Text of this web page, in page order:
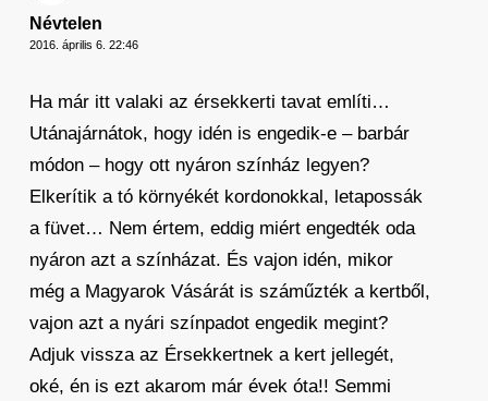
Névtelen
2016. április 6. 22:46
Ha már itt valaki az érsekkerti tavat említi…
Utánajárnátok, hogy idén is engedik-e – barbár
módon – hogy ott nyáron színház legyen?
Elkerítik a tó környékét kordonokkal, letapossák
a füvet… Nem értem, eddig miért engedték oda
nyáron azt a színházat. És vajon idén, mikor
még a Magyarok Vásárát is száműzték a kertből,
vajon azt a nyári színpadot engedik megint?
Adjuk vissza az Érsekkertnek a kert jellegét,
oké, én is ezt akarom már évek óta!! Semmi